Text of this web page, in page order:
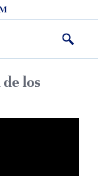
los